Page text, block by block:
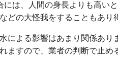
には、人間の身長よりも高い
どの大怪我をすることもあり
による影響はあまり関係あ
ますので、業者の判断で止め